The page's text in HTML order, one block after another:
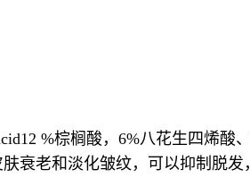
%棕榈酸，6%八花生四烯酸
衰老和淡化皱纹，可以抑制脱